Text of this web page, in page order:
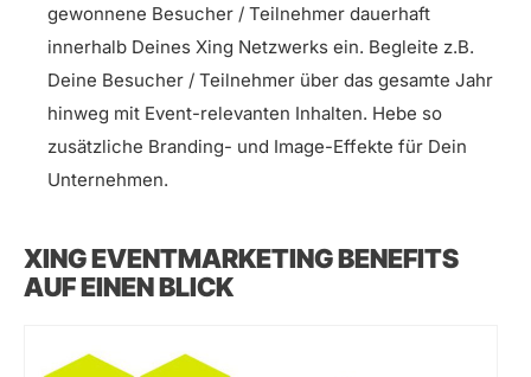
gewonnene Besucher / Teilnehmer dauerhaft
innerhalb Deines Xing Netzwerks ein. Begleite z.B.
Deine Besucher / Teilnehmer über das gesamte Jahr
hinweg mit Event-relevanten Inhalten. Hebe so
zusätzliche Branding- und Image-Effekte für Dein
Unternehmen.
XING EVENTMARKETING BENEFITS
AUF EINEN BLICK